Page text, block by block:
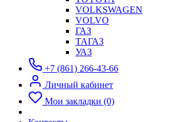
VOLKSWAGEN
VOLVO
ГАЗ
ТАГАЗ
УАЗ
+7 (861) 266-43-66
Личный кабинет
Мои закладки (0)